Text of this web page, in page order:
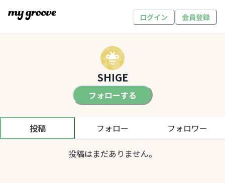
ログイン 会員登録
SHIGE
フォローする
投稿 フォロー フォロワー
投稿はまだありません。